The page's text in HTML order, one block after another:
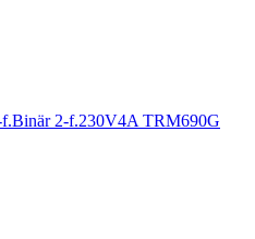
f.Binär 2-f.230V4A TRM690G